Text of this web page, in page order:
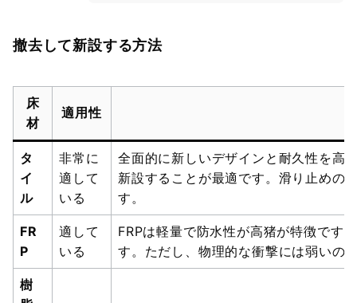
撤去して新設する方法
床
材
適用性
タ
イ
ル
非常に
適して
いる
全面的に新しいデザインと耐久性を高
新設することが最適です。滑り止めの
す。
FR
P
適して
いる
FRPは軽量で防水性が高猪が特徴です
す。ただし、物理的な衝撃には弱いの
樹